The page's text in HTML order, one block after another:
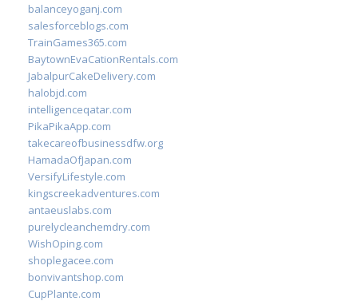
balanceyoganj.com
salesforceblogs.com
TrainGames365.com
BaytownEvaCationRentals.com
JabalpurCakeDelivery.com
halobjd.com
intelligenceqatar.com
PikaPikaApp.com
takecareofbusinessdfw.org
HamadaOfJapan.com
VersifyLifestyle.com
kingscreekadventures.com
antaeuslabs.com
purelycleanchemdry.com
WishOping.com
shoplegacee.com
bonvivantshop.com
CupPlante.com